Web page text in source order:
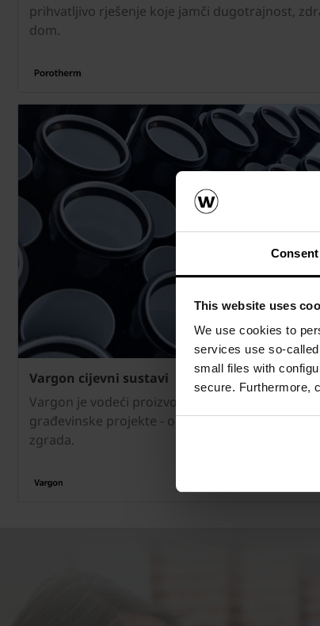
Consent
This website uses
We use cookies to
services use so-
small files with
secure. Furthermore,
prihvatljivo rješenje koje jamči dugotrajnost,
dom.
Vargon cijevni sustavi
Vargon je vodeći proizvođač visokokvalitetnih
građevinske projekte - od stambenih objekata
zgrada.